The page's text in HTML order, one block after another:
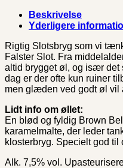
Beskrivelse
Yderligere
Rigtig Slotsbryg som vi
Falster Slot. Fra
altid brygget øl, og især det
dag er der ofte kun ruiner
men glæden ved godt øl vil
Lidt info om øllet:
En blød og fyldig Brown
karamelmalte, der leder
klosterbryg. Specielt god til
Alk. 7,5% vol.